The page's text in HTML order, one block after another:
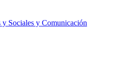
Sociales y Comunicación